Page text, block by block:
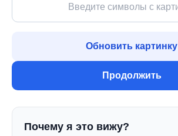
Обновить картинку
Продолжить
Почему я это вижу?